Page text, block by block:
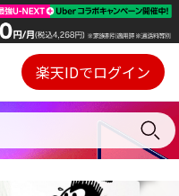
Webプレイヤー
ご契約内容の確認・変更
楽天IDでログイン